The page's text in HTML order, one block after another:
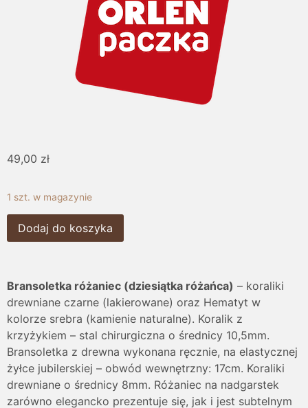
49,00 zł
1 szt. w magazynie
Dodaj do koszyka
Bransoletka różaniec (dziesiątka różańca) – koraliki
drewniane czarne (lakierowane) oraz Hematyt w
kolorze srebra (kamienie naturalne). Koralik z
krzyżykiem – stal chirurgiczna o średnicy 10,5mm.
Bransoletka z drewna wykonana ręcznie, na elastycznej
żyłce jubilerskiej – obwód wewnętrzny: 17cm. Koraliki
drewniane o średnicy 8mm. Różaniec na nadgarstek
zarówno elegancko prezentuje się, jak i jest subtelnym